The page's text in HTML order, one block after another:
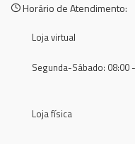
Horário de Atendimento:
Loja virtual
Segunda-Sábado: 08:00
Loja física